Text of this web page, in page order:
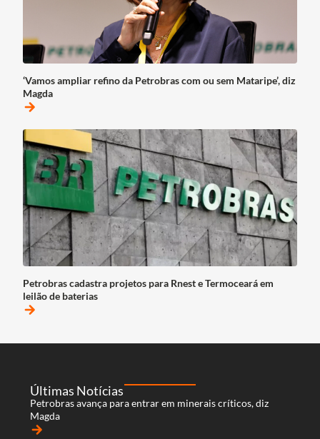
‘Vamos ampliar refino da Petrobras com ou sem Mataripe’, diz
Magda
arrow_forward
Petrobras cadastra projetos para Rnest e Termoceará em
leilão de baterias
arrow_forward
Últimas Notícias
Petrobras avança para entrar em minerais críticos, diz
Magda
arrow_forward